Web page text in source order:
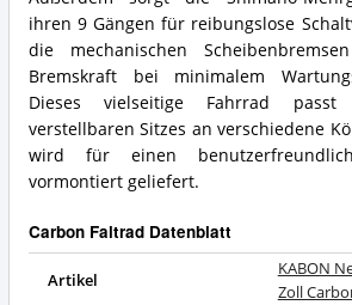
ihren 9 Gängen für reibungslose
die mechanischen
Bremskraft bei minimalem
Dieses vielseitige Fahrrad
verstellbaren Sitzes an verschiedene
wird für einen
vormontiert geliefert.
Carbon Faltrad Datenblatt
Artikel
KABON
Zoll